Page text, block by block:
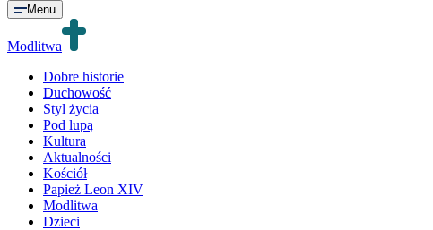
Menu
Modlitwa
Dobre historie
Duchowość
Styl życia
Pod lupą
Kultura
Aktualności
Kościół
Papież Leon XIV
Modlitwa
Dzieci